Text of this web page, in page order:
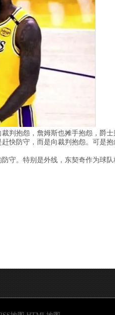
判抱怨，詹姆斯也摊手抱怨，爵士
快防守，而是向裁判抱怨。可是抱
守。特别是外线，东契奇作为球队